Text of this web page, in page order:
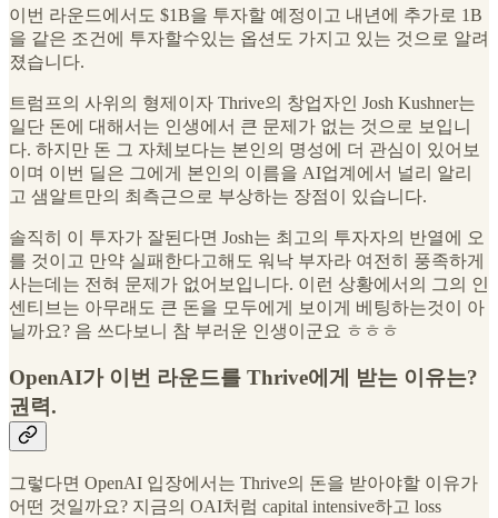
이번 라운드에서도 $1B을 투자할 예정이고 내년에 추가로 1B
을 같은 조건에 투자할수있는 옵션도 가지고 있는 것으로 알려
졌습니다.
트럼프의 사위의 형제이자 Thrive의 창업자인 Josh Kushner는
일단 돈에 대해서는 인생에서 큰 문제가 없는 것으로 보입니
다. 하지만 돈 그 자체보다는 본인의 명성에 더 관심이 있어보
이며 이번 딜은 그에게 본인의 이름을 AI업계에서 널리 알리
고 샘알트만의 최측근으로 부상하는 장점이 있습니다.
솔직히 이 투자가 잘된다면 Josh는 최고의 투자자의 반열에 오
를 것이고 만약 실패한다고해도 워낙 부자라 여전히 풍족하게
사는데는 전혀 문제가 없어보입니다. 이런 상황에서의 그의 인
센티브는 아무래도 큰 돈을 모두에게 보이게 베팅하는것이 아
닐까요? 음 쓰다보니 참 부러운 인생이군요 ㅎㅎㅎ
OpenAI가 이번 라운드를 Thrive에게 받는 이유는?
권력.
그렇다면 OpenAI 입장에서는 Thrive의 돈을 받아야할 이유가
어떤 것일까요? 지금의 OAI처럼 capital intensive하고 loss